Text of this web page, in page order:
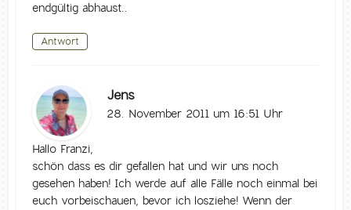
endgültig abhaust..
Antwort
Jens
28. November 2011 um 16:51 Uhr
Hallo Franzi,
schön dass es dir gefallen hat und wir uns noch
gesehen haben! Ich werde auf alle Fälle noch einmal bei
euch vorbeischauen, bevor ich losziehe! Wenn der